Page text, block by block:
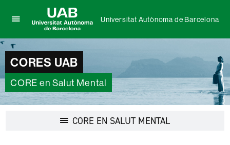
per
desplegar
el
menú
de
Universitat
Autònoma
Autònoma
de
Universitat Autònoma de Barcelona
CORES UAB
CORE en Salut Mental
CORE EN SALUT MENTAL